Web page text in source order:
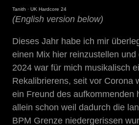
Tanith · UK Hardcore 24
(English version below)
Dieses Jahr habe ich mir
einen Mix hier reinzustellen und
2024 war für mich musikalisch
Rekalibrierens, seit vor Corona
ein Freund des aufkommenden
allein schon weil dadurch die
BPM Grenze niedergerissen